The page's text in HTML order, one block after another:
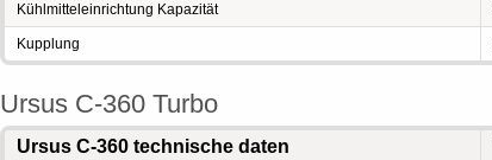
Kühlmitteleinrichtung Kapazität
Kupplung
Ursus C-360 Turbo
Ursus C-360 technische daten